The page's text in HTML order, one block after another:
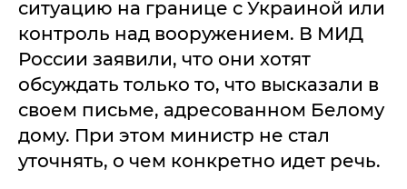
ситуацию на границе с Украиной или
контроль над вооружением. В МИД
России заявили, что они хотят
обсуждать только то, что высказали в
своем письме, адресованном Белому
дому. При этом министр не стал
уточнять, о чем конкретно идет речь.